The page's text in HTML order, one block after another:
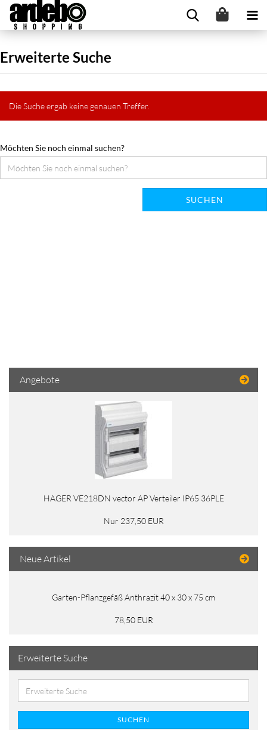
Erweiterte Suche
Die Suche ergab keine genauen Treffer.
Möchten Sie noch einmal suchen?
SUCHEN
Angebote
HAGER VE218DN vector AP Verteiler IP65 36PLE
Nur 237,50 EUR
Neue Artikel
Garten-Pflanzgefäß Anthrazit 40 x 30 x 75 cm
78,50 EUR
Erweiterte Suche
SUCHEN